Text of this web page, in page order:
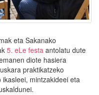
eta Sakanako
5. eLe festa antolatu dute
diote hasiera
praktikatzeko
mintzakideei eta